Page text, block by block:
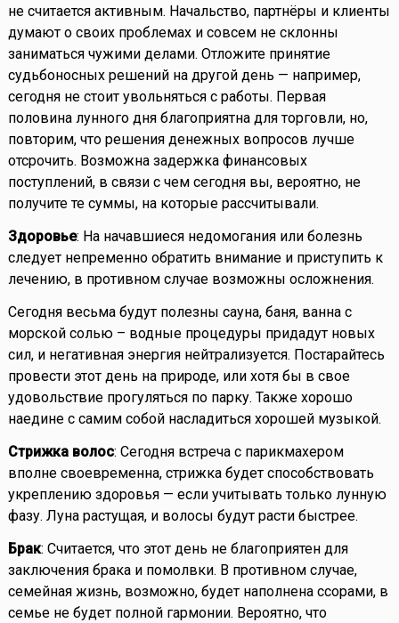
не считается активным. Начальство, партнёры и клиенты
думают о своих проблемах и совсем не склонны
заниматься чужими делами. Отложите принятие
судьбоносных решений на другой день — например,
сегодня не стоит увольняться с работы. Первая
половина лунного дня благоприятна для торговли, но,
повторим, что решения денежных вопросов лучше
отсрочить. Возможна задержка финансовых
поступлений, в связи с чем сегодня вы, вероятно, не
получите те суммы, на которые рассчитывали.
Здоровье: На начавшиеся недомогания или болезнь
следует непременно обратить внимание и приступить к
лечению, в противном случае возможны осложнения.
Сегодня весьма будут полезны сауна, баня, ванна с
морской солью – водные процедуры придадут новых
сил, и негативная энергия нейтрализуется. Постарайтесь
провести этот день на природе, или хотя бы в свое
удовольствие прогуляться по парку. Также хорошо
наедине с самим собой насладиться хорошей музыкой.
Стрижка волос: Сегодня встреча с парикмахером
вполне своевременна, стрижка будет способствовать
укреплению здоровья — если учитывать только лунную
фазу. Луна растущая, и волосы будут расти быстрее.
Брак: Считается, что этот день не благоприятен для
заключения брака и помолвки. В противном случае,
семейная жизнь, возможно, будет наполнена ссорами, в
семье не будет полной гармонии. Вероятно, что